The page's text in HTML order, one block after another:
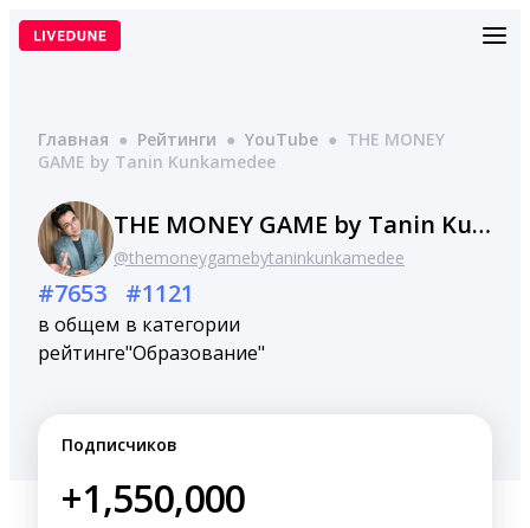
Перейти
Главная ● Рейтинги ● YouTube ● THE MONEY
GAME by Tanin Kunkamedee
THE MONEY GAME by Tanin Kunkamedee
@themoneygamebytaninkunkamedee
#7653
в общем
рейтинге
#1121
в категории
"Образование"
Подписчиков
+1,550,000